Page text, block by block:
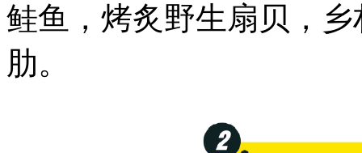
鲑鱼，烤炙野生扇贝，
肋。